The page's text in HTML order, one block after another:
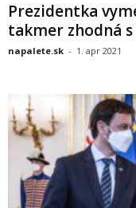
Prezidentka
takmer zhodná
napalete.sk - 1. apr 2021